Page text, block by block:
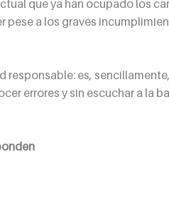
que ya han ocupado los
pese a los graves
responsable: es,
errores y sin escuchar a la